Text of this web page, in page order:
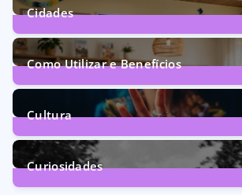
Cidades
71Posts
Como Utilizar e Benefícios
160Posts
Cultura
246Posts
Curiosidades